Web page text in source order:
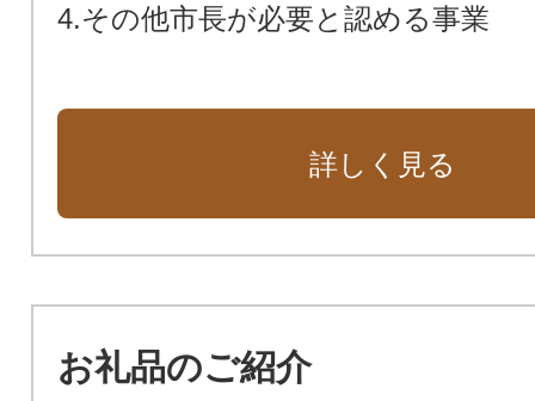
4.その他市長が必要と認める事業
詳しく見る
お礼品のご紹介